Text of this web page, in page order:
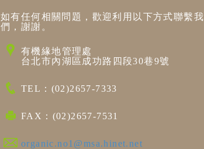
如有任何相關問題，歡迎利用以下方式聯繫我
們，謝謝。
有機緣地管理處
台北市內湖區成功路四段30巷9號
TEL：(02)2657-7333
FAX：(02)2657-7531
organic.no1@msa.hinet.net